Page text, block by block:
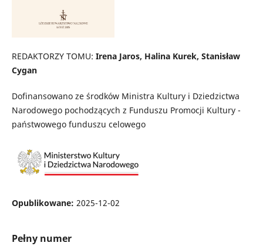
REDAKTORZY TOMU: Irena Jaros, Halina Kurek, Stanisław
Cygan
Dofinansowano ze środków Ministra Kultury i Dziedzictwa
Narodowego pochodzących z Funduszu Promocji Kultury -
państwowego funduszu celowego
Opublikowane: 2025-12-02
Pełny numer